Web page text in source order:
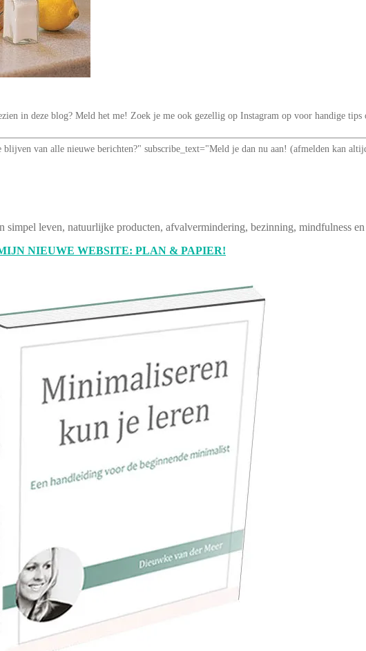
in deze blog? Meld het me! Zoek je me ook gezellig op Instagram op voor handige
van alle nieuwe berichten?" subscribe_text="Meld je dan nu aan! (afmelden kan
leven, natuurlijke producten, afvalvermindering, bezinning, mindfulness
NIEUWE WEBSITE: PLAN & PAPIER!